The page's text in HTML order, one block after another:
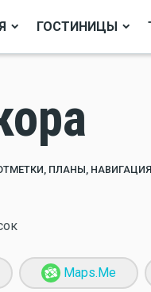
ГОСТИНИЦЫ
ПЛАНЫ, НАВИГАЦИЯ
Maps.Me